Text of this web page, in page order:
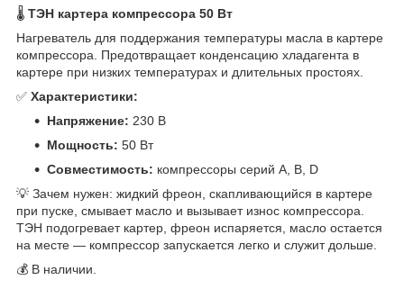
🌡️ ТЭН картера компрессора 50 Вт
Нагреватель для поддержания температуры масла в картере
компрессора. Предотвращает конденсацию хладагента в
картере при низких температурах и длительных простоях.
✅ Характеристики:
Напряжение: 230 В
Мощность: 50 Вт
Совместимость: компрессоры серий А, В, D
💡 Зачем нужен: жидкий фреон, скапливающийся в картере
при пуске, смывает масло и вызывает износ компрессора.
ТЭН подогревает картер, фреон испаряется, масло остается
на месте — компрессор запускается легко и служит дольше.
💰 В наличии.